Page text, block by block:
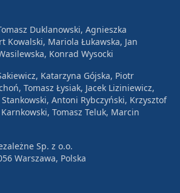
Duklanowski, Agnieszka
Kowalski, Mariola Łukawska, Jan
Konrad Wysocki
Katarzyna Gójska, Piotr
Tomasz Łysiak, Jacek Liziniewicz,
Antoni Rybczyński, Krzysztof
Tomasz Teluk, Marcin
Sp. z o.o.
Warszawa, Polska